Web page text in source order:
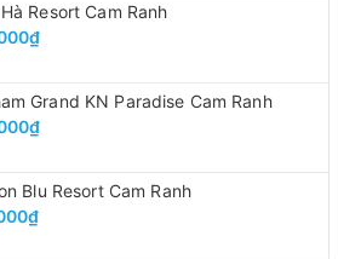
Resort Cam Ranh
Grand KN Paradise Cam Ranh
Blu Resort Cam Ranh